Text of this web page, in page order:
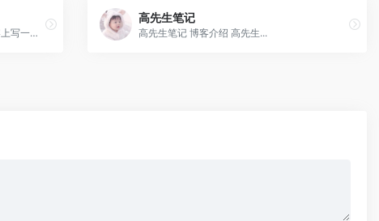
一位计算机爱好者，一只萌新，在博客上写一些自己感兴趣的东西。
高先生笔记
高先生笔记 博客介绍 高先生...